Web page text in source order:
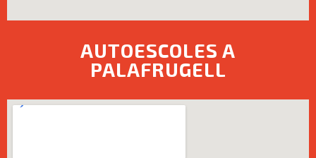
AUTOESCOLES A
PALAFRUGELL